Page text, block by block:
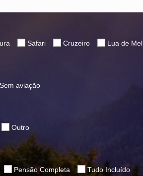
Safari Cruzeiro Lua de Mel
Sem aviação
Outro
Pensão Completa Tudo Incluído